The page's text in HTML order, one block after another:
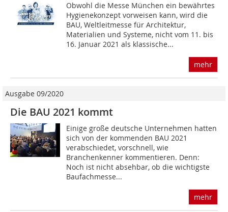
Obwohl die Messe München ein bewährtes
Hygie­nekonzept vorweisen kann, wird die
BAU, Weltleitmesse für Architektur,
Materialien und Systeme, nicht vom 11. bis
16. Januar 2021 als klassische...
mehr
Ausgabe 09/2020
Die BAU 2021 kommt
Einige große deutsche Unternehmen hatten
sich von der kommenden BAU 2021
verabschiedet, vorschnell, wie
Branchenkenner kommentieren. Denn:
Noch ist nicht absehbar, ob die wichtigste
Baufachmesse...
mehr